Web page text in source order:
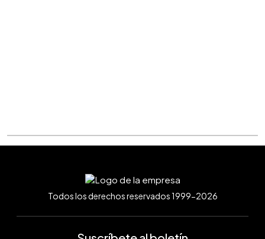
Todos los derechos reservados 1999-2026